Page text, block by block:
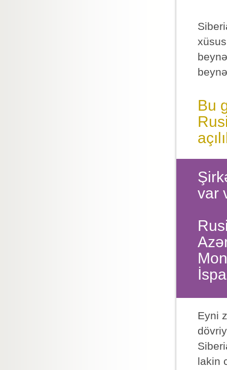
Bu
var
Eyni
lakin